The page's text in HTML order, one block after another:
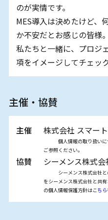
のが実情です。
MES導入は決めたけど、
か不安だとお感じの皆様。
私たちと一緒に、プロジ
項をイメージしてチェッ
主催・協賛
主催 株式会社 スマー
個人情報の取り扱いにつ
ご参照ください。
協賛 シーメンス株式会
シーメンス株式会社との
をシーメンス株式会社と共
の個人情報保護方針はこちら